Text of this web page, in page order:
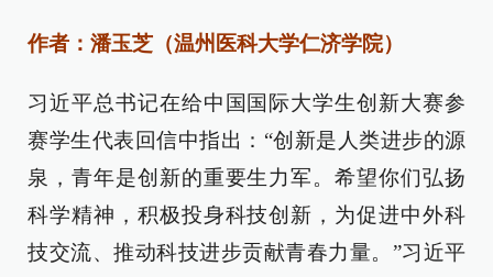
作者：潘玉芝（温州医科大学仁济学院）
习近平总书记在给中国国际大学生创新大赛参
赛学生代表回信中指出：“创新是人类进步的源
泉，青年是创新的重要生力军。希望你们弘扬
科学精神，积极投身科技创新，为促进中外科
技交流、推动科技进步贡献青春力量。”习近平